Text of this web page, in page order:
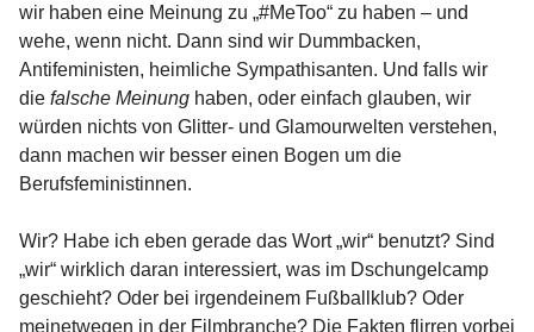
wir haben eine Meinung zu „#MeToo“ zu haben – und
wehe, wenn nicht. Dann sind wir Dummbacken,
Antifeministen, heimliche Sympathisanten. Und falls wir
die falsche Meinung haben, oder einfach glauben, wir
würden nichts von Glitter- und Glamourwelten verstehen,
dann machen wir besser einen Bogen um die
Berufsfeministinnen.
Wir? Habe ich eben gerade das Wort „wir“ benutzt? Sind
„wir“ wirklich daran interessiert, was im Dschungelcamp
geschieht? Oder bei irgendeinem Fußballklub? Oder
meinetwegen in der Filmbranche? Die Fakten flirren vorbei